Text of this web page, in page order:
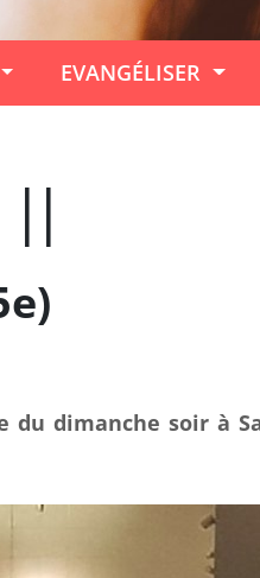
EVANGÉLISER
dimanche soir à